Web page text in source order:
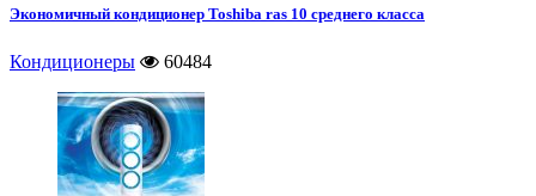
Экономичный кондиционер Toshiba ras 10 среднего класса
Кондиционеры 60484